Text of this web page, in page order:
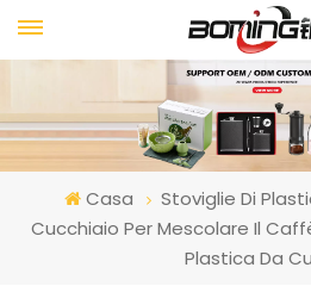
Casa
Stoviglie Di
Cucchiaio Per Mescolare Il
Plastica Da